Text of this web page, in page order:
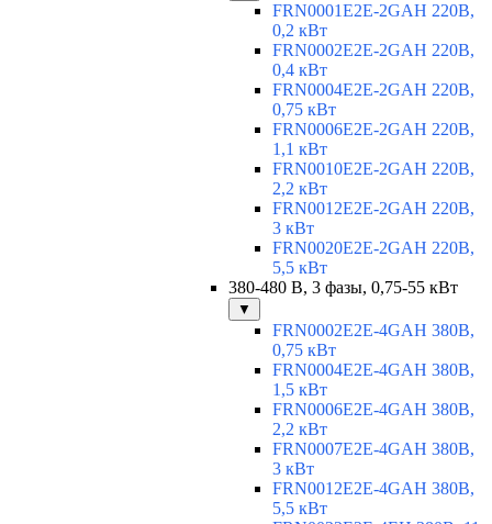
FRN0001E2E-2GAH 220В,
0,2 кВт
FRN0002E2E-2GAH 220В,
0,4 кВт
FRN0004E2E-2GAH 220В,
0,75 кВт
FRN0006E2E-2GAH 220В,
1,1 кВт
FRN0010E2E-2GAH 220В,
2,2 кВт
FRN0012E2E-2GAH 220В,
3 кВт
FRN0020E2E-2GAH 220В,
5,5 кВт
380-480 В, 3 фазы, 0,75-55 кВт
▼
FRN0002E2E-4GAH 380В,
0,75 кВт
FRN0004E2E-4GAH 380В,
1,5 кВт
FRN0006E2E-4GAH 380В,
2,2 кВт
FRN0007E2E-4GAH 380В,
3 кВт
FRN0012E2E-4GAH 380В,
5,5 кВт